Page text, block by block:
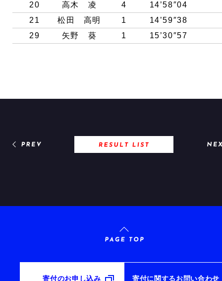
20
高木 凌 4
14’58″04
21
松田 高明 1
14’59″38
29
矢野 葵 1 15’30″57
寄付のお申し込み 寄付に関するお問い合わせ